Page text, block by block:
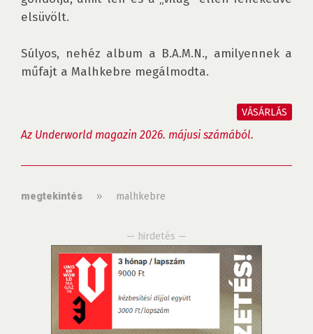
elsüvölt.
Súlyos, nehéz album a B.A.M.N., amilyennek a
műfajt a Malhkebre megálmodta.
VÁSÁRLÁS
Az Underworld magazin 2026. májusi számából.
megtekintés » malhkebre
— hirdetés —